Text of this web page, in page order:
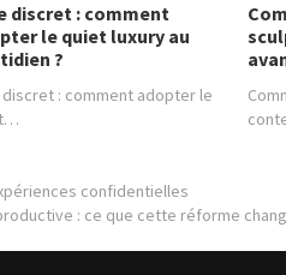
discret : comment
le quiet luxury au
?
discret : comment adopter le
confidentielles
: ce que cette réforme